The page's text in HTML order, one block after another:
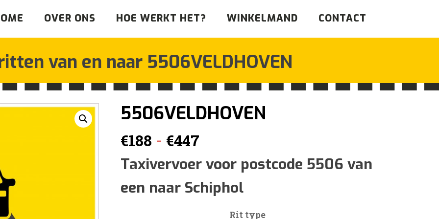
OVER ONS HOE WERKT HET? WINKELMAND CONTACT
van en naar 5506VELDHOVEN
5506VELDHOVEN
€188 - €447Prijsklasse:
€188
tot
€447
Taxivervoer voor postcode 5506 van
een naar Schiphol
Rit type